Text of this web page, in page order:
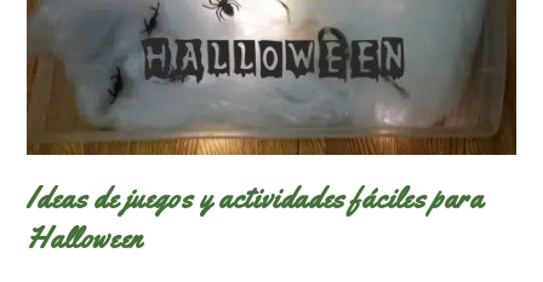
Ideas de juegos y actividades fáciles para
Halloween